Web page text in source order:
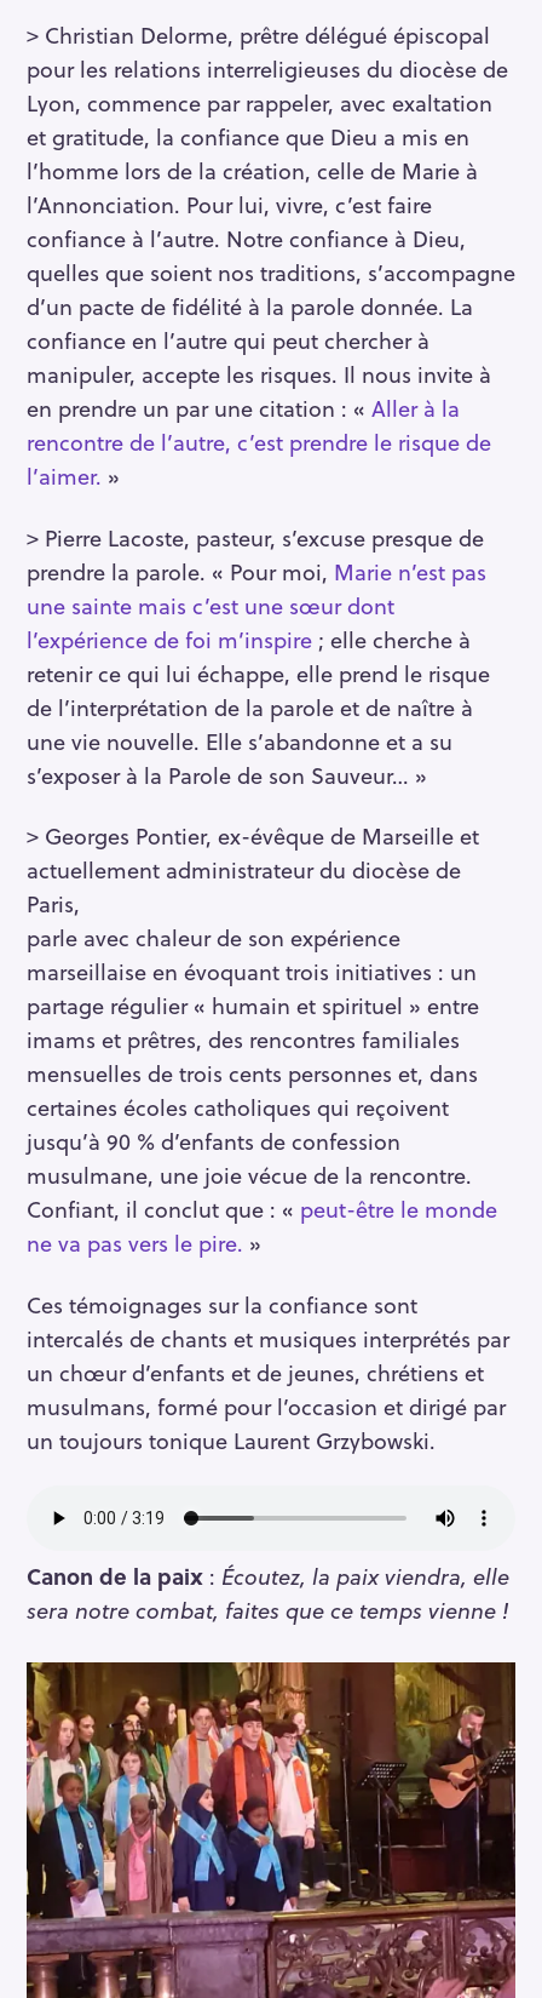
> Christian Delorme, prêtre délégué épiscopal
pour les relations interreligieuses du diocèse de
Lyon, commence par rappeler, avec exaltation
et gratitude, la confiance que Dieu a mis en
l’homme lors de la création, celle de Marie à
l’Annonciation. Pour lui, vivre, c’est faire
confiance à l’autre. Notre confiance à Dieu,
quelles que soient nos traditions, s’accompagne
d’un pacte de fidélité à la parole donnée. La
confiance en l’autre qui peut chercher à
manipuler, accepte les risques. Il nous invite à
en prendre un par une citation : « Aller à la
rencontre de l’autre, c’est prendre le risque de
l’aimer. »
> Pierre Lacoste, pasteur, s’excuse presque de
prendre la parole. « Pour moi, Marie n’est pas
une sainte mais c’est une sœur dont
l’expérience de foi m’inspire ; elle cherche à
retenir ce qui lui échappe, elle prend le risque
de l’interprétation de la parole et de naître à
une vie nouvelle. Elle s’abandonne et a su
s’exposer à la Parole de son Sauveur… »
> Georges Pontier, ex-évêque de Marseille et
actuellement administrateur du diocèse de
Paris,
parle avec chaleur de son expérience
marseillaise en évoquant trois initiatives : un
partage régulier « humain et spirituel » entre
imams et prêtres, des rencontres familiales
mensuelles de trois cents personnes et, dans
certaines écoles catholiques qui reçoivent
jusqu’à 90 % d’enfants de confession
musulmane, une joie vécue de la rencontre.
Confiant, il conclut que : « peut-être le monde
ne va pas vers le pire. »
Ces témoignages sur la confiance sont
intercalés de chants et musiques interprétés par
un chœur d’enfants et de jeunes, chrétiens et
musulmans, formé pour l’occasion et dirigé par
un toujours tonique Laurent Grzybowski.
Canon de la paix : Écoutez, la paix viendra, elle
sera notre combat, faites que ce temps vienne !